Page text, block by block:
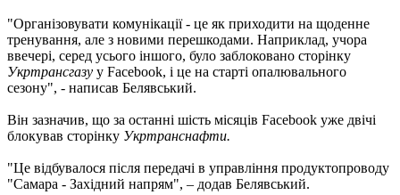
"Організовувати комунікації - це як приходити на щоденне
тренування, але з новими перешкодами. Наприклад, учора
ввечері, серед усього іншого, було заблоковано сторінку
Укртрансгазу у Facebook, і це на старті опалювального
сезону", - написав Белявський.
Він зазначив, що за останні шість місяців Facebook уже двічі
блокував сторінку Укртранснафти.
"Це відбувалося після передачі в управління продуктопроводу
"Самара - Західний напрям", – додав Белявський.